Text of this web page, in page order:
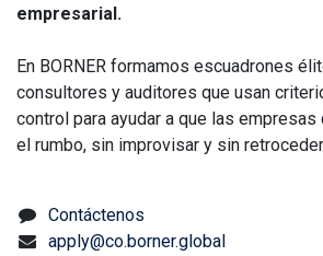
empresarial.
En BORNER formamos escuadrones
consultores y auditores que usan
control para ayudar a que las
el rumbo, sin improvisar y sin
Contáctenos
apply@co.borner.global